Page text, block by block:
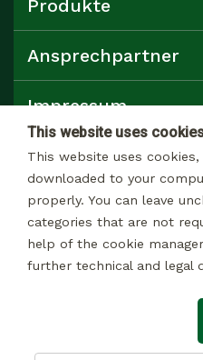
This website uses
This website uses
downloaded to your
properly. You can leave
categories that are not
help of the cookie
further technical and legal
Produkte
Ansprechpartner
Impressum
Datenschutz
Katalog
© 2026 Alle